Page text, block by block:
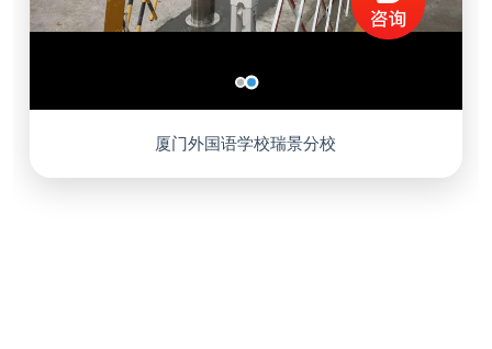
厦门外国语学校瑞景分校